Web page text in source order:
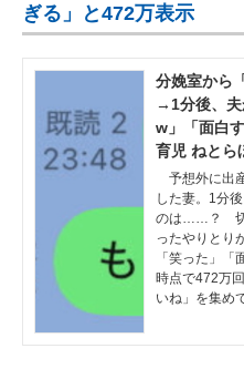
ぎる」と472万表示
分娩室から
→1分後、
w」「面白
育児 ねとら
予想外に出
した妻。1分
のは……？ 切
ったやりとり
「笑った」
時点で472万
いね」を集め